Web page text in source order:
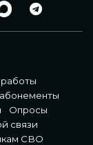
Опросы
связи
СВО